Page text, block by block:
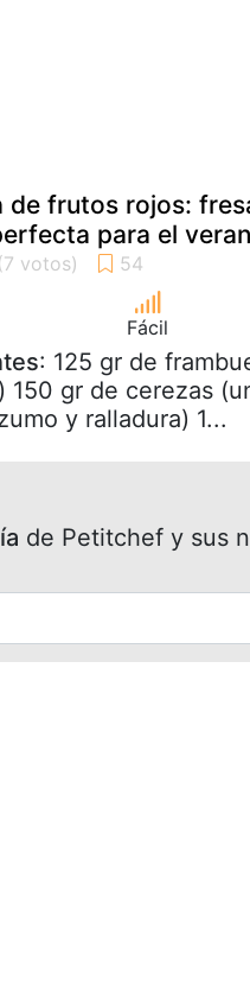
de frutos rojos:
para el
Fácil
: 125 gr de
150 gr de cerezas
y ralladura) 1...
de Petitchef y sus